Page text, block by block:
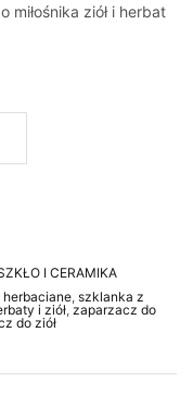
miłośnika ziół i herbat
I CERAMIKA
, szklanka z
i ziół, zaparzacz do
do ziół